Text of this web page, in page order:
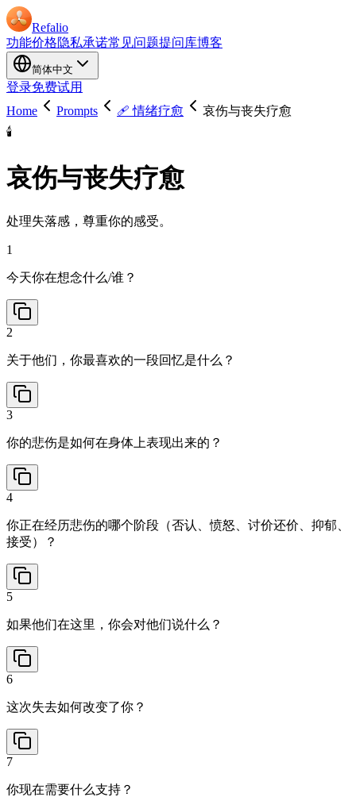
Refalio
功能价格隐私承诺常见问题提问库博客
简体中文
登录免费试用
Home
Prompts 🩹 情绪疗愈
哀伤与丧失疗愈
🕯️
哀伤与丧失疗愈
处理失落感，尊重你的感受。
1
今天你在想念什么/谁？
2
关于他们，你最喜欢的一段回忆是什么？
3
你的悲伤是如何在身体上表现出来的？
4
你正在经历悲伤的哪个阶段（否认、愤怒、讨价还价、抑郁、
接受）？
5
如果他们在这里，你会对他们说什么？
6
这次失去如何改变了你？
7
你现在需要什么支持？